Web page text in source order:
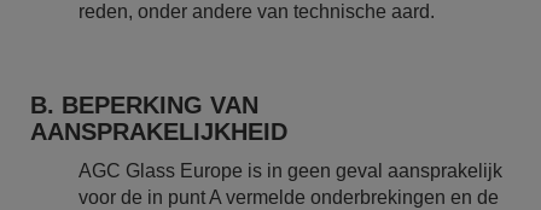
reden, onder andere van technische aard.
B. BEPERKING VAN
AANSPRAKELIJKHEID
AGC Glass Europe is in geen geval aansprakelijk
voor de in punt A vermelde onderbrekingen en de